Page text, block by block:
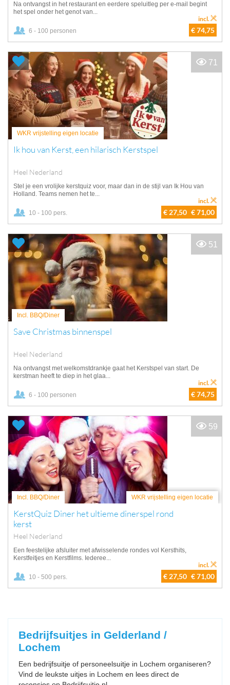
Na ontvangst in het restaurant en eerdere speluitleg per e-mail begint
het spel onder het genot van...
6 - 100 personen € 74,75
incl.
WKR vrijstelling eigen locatie
Ik hou van Kerst, een hilarisch Kerstspel
Heel Nederland
Stel je een vrolijke kerstquiz voor, maar dan in de stijl van Ik Hou van
Holland. Teams nemen het te...
10 - 100 pers. € 27,50 € 71,00
incl.
71
Incl. BBQ/Diner
Save Christmas binnenspel
Heel Nederland
Na ontvangst met welkomstdrankje gaat het Kerstspel van start. De
kerstman heeft te diep in het glaa...
6 - 100 personen € 74,75
incl.
51
Incl. BBQ/Diner WKR vrijstelling eigen locatie
KerstQuiz Diner het ultieme dinerspel rond
kerst
Heel Nederland
Een feestelijke afsluiter met afwisselende rondes vol Kersthits,
Kerstfeitjes en Kerstfilms. Iederee...
10 - 500 pers. € 27,50 € 71,00
incl.
59
Bedrijfsuitjes in Gelderland /
Lochem
Een bedrijfsuitje of personeelsuitje in Lochem organiseren?
Vind de leukste uitjes in Lochem en lees direct de